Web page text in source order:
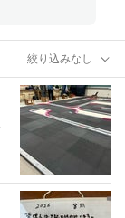
絞り込みなし